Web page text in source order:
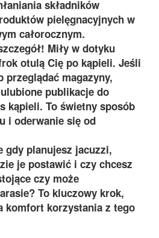
składników
pielęgnacyjnych w
całorocznym.
Miły w dotyku
otulą Cię po kąpieli. Jeśli
przeglądać magazyny,
publikacje do
kąpieli. To świetny sposób
i oderwanie się od
gdy planujesz jacuzzi,
je postawić i czy chcesz
czy może
To kluczowy krok,
komfort korzystania z tego